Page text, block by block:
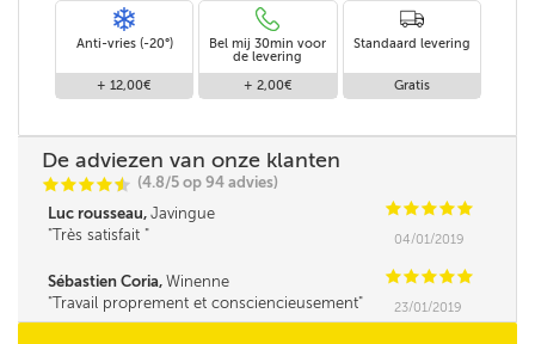
Anti-vries (-20°)
+ 12,00€
Bel mij 30min voor
de levering
+ 2,00€
Standaard levering
Gratis
De adviezen van onze klanten
CCCCi
@ (4.8/5 op 94 advies)
Luc rousseau, Javingue CCCCC
Très satisfait
04/01/2019
Sébastien Coria, Winenne CCCCC
Travail proprement et consciencieusement
23/01/2019